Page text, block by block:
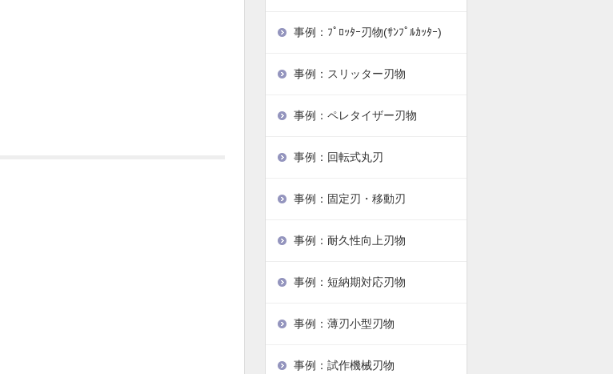
事例：ﾌﾟﾛｯﾀｰ刃物(ｻﾝﾌﾟﾙｶｯﾀｰ)
事例：スリッター刃物
事例：ペレタイザー刃物
事例：回転式丸刃
事例：固定刃・移動刃
事例：耐久性向上刃物
事例：短納期対応刃物
事例：薄刃小型刃物
事例：試作機械刃物